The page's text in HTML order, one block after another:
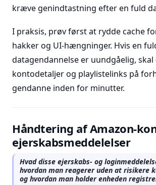
kræve genindtastning efter en fuld
I praksis, prøv først at rydde cache
hakker og UI-hængninger. Hvis en
datagendannelse er uundgåelig,
kontodetaljer og playlistelinks på
gendanne inden for minutter.
Håndtering af Amazon-
ejerskabsmeddelelser
Hvad disse ejerskabs- og
hvordan man reagerer uden at risikere
og hvordan man holder enheden